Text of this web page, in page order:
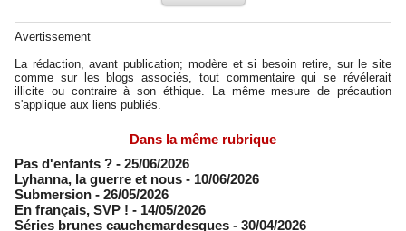
Avertissement
La rédaction, avant publication; modère et si besoin retire, sur le site
comme sur les blogs associés, tout commentaire qui se révélerait
illicite ou contraire à son éthique. La même mesure de précaution
s'applique aux liens publiés.
Dans la même rubrique
Pas d'enfants ? - 25/06/2026
​Lyhanna, la guerre et nous - 10/06/2026
Submersion - 26/05/2026
En français, SVP ! - 14/05/2026
​Séries brunes cauchemardesques - 30/04/2026